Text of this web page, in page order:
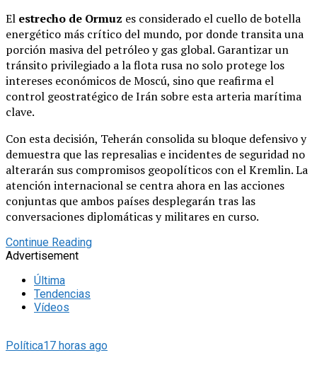
El estrecho de Ormuz es considerado el cuello de botella
energético más crítico del mundo, por donde transita una
porción masiva del petróleo y gas global. Garantizar un
tránsito privilegiado a la flota rusa no solo protege los
intereses económicos de Moscú, sino que reafirma el
control geostratégico de Irán sobre esta arteria marítima
clave.
Con esta decisión, Teherán consolida su bloque defensivo y
demuestra que las represalias e incidentes de seguridad no
alterarán sus compromisos geopolíticos con el Kremlin. La
atención internacional se centra ahora en las acciones
conjuntas que ambos países desplegarán tras las
conversaciones diplomáticas y militares en curso.
Continue Reading
Advertisement
Última
Tendencias
Vídeos
Política17 horas ago